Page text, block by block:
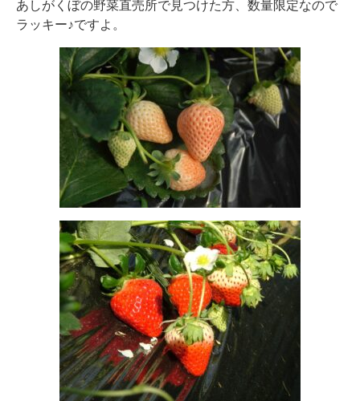
あしがくぼの野菜直売所で見つけた方、数量限定なので
ラッキー♪ですよ。